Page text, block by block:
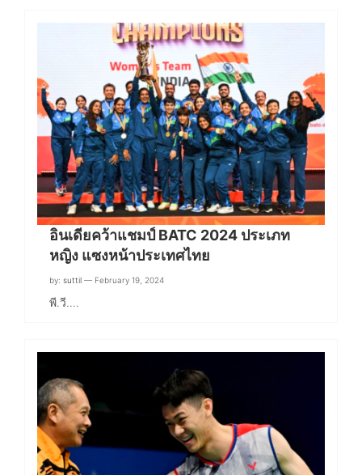
อินเดียคว้าแชมป์ BATC 2024 ประเภท
หญิง แซงหน้าประเทศไทย
by: suttil — February 19, 2024
พี.วี.…